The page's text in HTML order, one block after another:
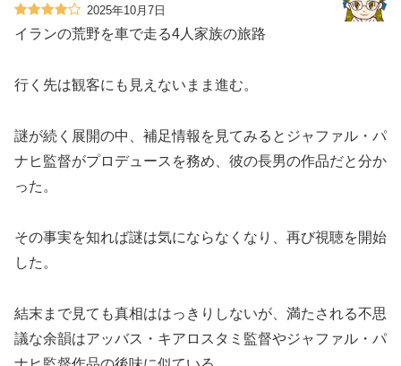
2025年10月7日
イランの荒野を車で走る4人家族の旅路
行く先は観客にも見えないまま進む。
謎が続く展開の中、補足情報を見てみるとジャファル・パ
ナヒ監督がプロデュースを務め、彼の長男の作品だと分か
った。
その事実を知れば謎は気にならなくなり、再び視聴を開始
した。
結末まで見ても真相ははっきりしないが、満たされる不思
議な余韻はアッバス・キアロスタミ監督やジャファル・パ